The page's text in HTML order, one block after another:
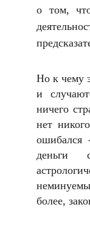
о том,
Но к чему
и
ничего
нет
ошибался
деньги
более,